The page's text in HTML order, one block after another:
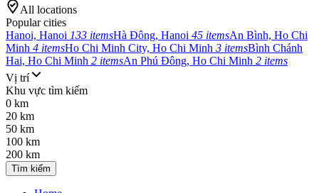
All locations
Popular cities
Hanoi, Hanoi 133 itemsHà Đông, Hanoi 45 itemsAn Bình, Ho Chi
Minh 4 itemsHo Chi Minh City, Ho Chi Minh 3 itemsBình Chánh
Hai, Ho Chi Minh 2 itemsAn Phú Đông, Ho Chi Minh 2 items
Vị trí
Khu vực tìm kiếm
0 km
20 km
50 km
100 km
200 km
Tìm kiếm